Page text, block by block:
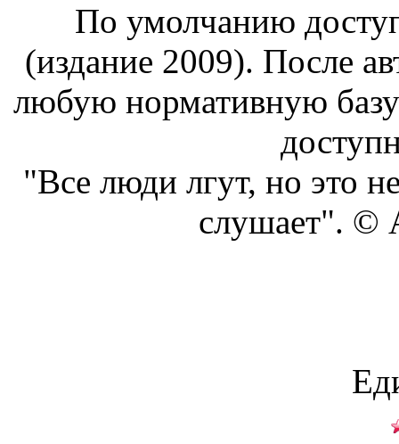
По умолчанию
(издание 2009). После
любую нормативную
"Все люди лгут, но это
слушает". ©